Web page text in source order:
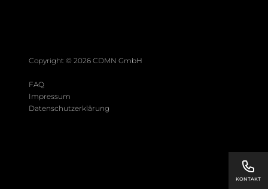
Copyright © 2026 CDMN GmbH
FAQ
Impressum
Datenschutzerklärung
KONTAKT